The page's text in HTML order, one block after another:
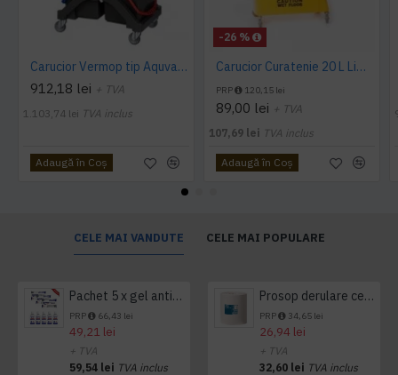
Carucior Vermop tip Aquva, 2*17L cu storcator
912,18 lei + TVA
1.103,74 lei TVA inclus
Adaugă în Coş
-26 %
Carucior Curatenie 20 L Limpio, 3.0 kg, 46x27x29cm
PRP 120,15 lei
89,00 lei + TVA
107,69 lei TVA inclus
Adaugă în Coş
CELE MAI VANDUTE CELE MAI POPULARE
Pachet 5 x gel antibacterian 50ml si 3 x Servetele antibacteriene 48 buc Hygienium
PRP 66,43 lei
49,21 lei
+ TVA
59,54 lei TVA inclus
Prosop derulare centrala 1 pliu, 300 m Tork
PRP 34,65 lei
26,94 lei
+ TVA
32,60 lei TVA inclus